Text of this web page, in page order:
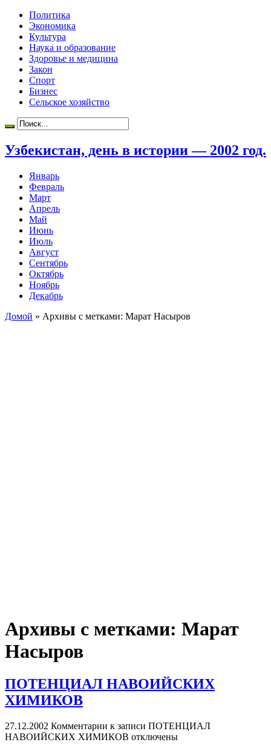
Политика
Экономика
Культура
Наука и образование
Здоровье и медицина
Закон
Спорт
Бизнес
Сельское хозяйство
Узбекистан, день в истории — 2002 год.
Январь
Февраль
Март
Апрель
Май
Июнь
Июль
Август
Сентябрь
Октябрь
Ноябрь
Декабрь
Домой » Архивы с метками: Марат Насыров
Архивы с метками: Марат
Насыров
ПОТЕНЦИАЛ НАВОИЙСКИХ
ХИМИКОВ
27.12.2002 Комментарии к записи ПОТЕНЦИАЛ
НАВОИЙСКИХ ХИМИКОВ отключены